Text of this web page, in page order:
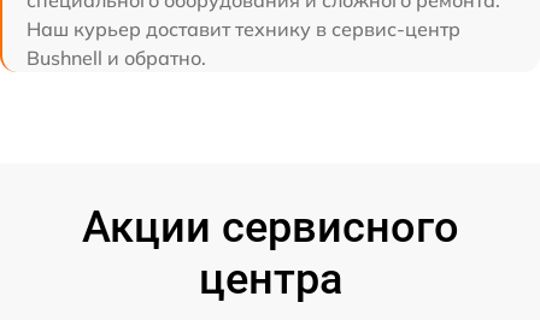
Наш курьер доставит технику в сервис-центр
Bushnell и обратно.
Акции сервисного
центра